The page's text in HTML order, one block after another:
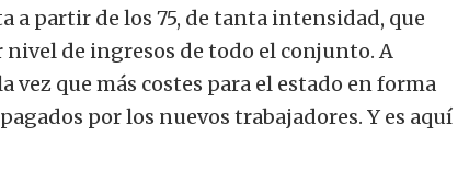
a partir de los 75, de tanta intensidad, que
de ingresos de todo el conjunto. A
que más costes para el estado en forma
por los nuevos trabajadores. Y es aquí